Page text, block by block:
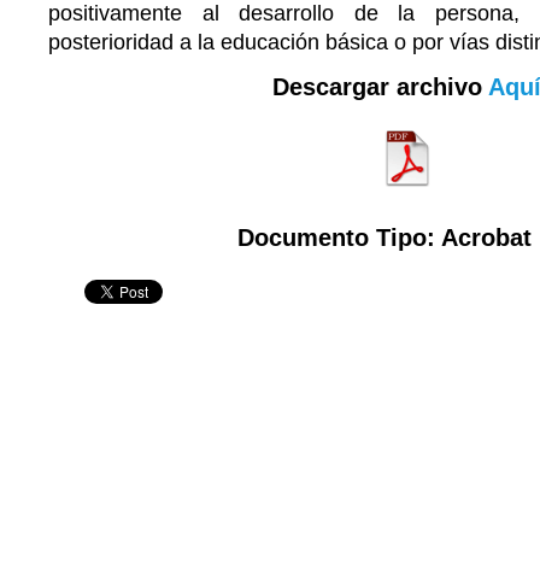
positivamente al desarrollo de la persona,
posterioridad a la educación básica o por vías
Descargar archivo Aquí
Documento Tipo: Acrobat